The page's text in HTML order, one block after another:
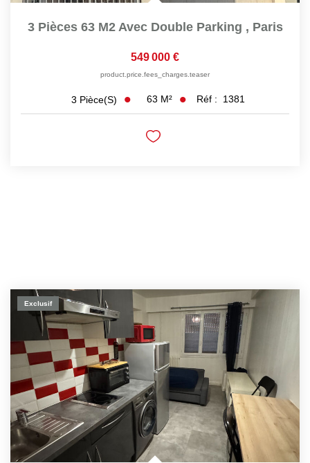
3 Pièces 63 M2 Avec Double Parking , Paris
549 000 €
product.price.fees_charges.teaser
3 Pièce(s) 63 M² Réf : 1381
Exclusif